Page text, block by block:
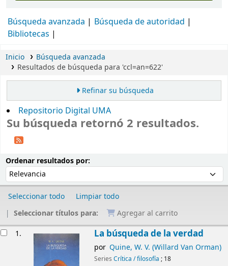
Búsqueda avanzada
Búsqueda de autoridad
Bibliotecas
Inicio
Búsqueda avanzada
Resultados de búsqueda para 'ccl=an=622'
Refinar su búsqueda
Repositorio Digital UMA
Su búsqueda retornó 2 resultados.
Ordenar resultados por:
Seleccionar todo
Limpiar todo
Seleccionar títulos para:
Agregar al carrito
1. La búsqueda de la verdad
por Quine, W. V. (Willard Van Orman)
Series Crítica / filosofía ; 18